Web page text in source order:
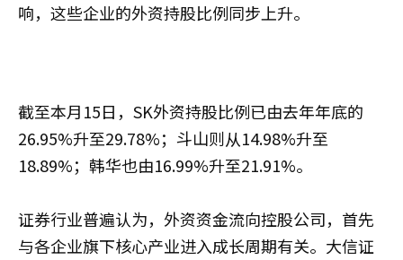
响，这些企业的外资持股比例同步上升。
截至本月15日，SK外资持股比例已由去年年底的
26.95%升至29.78%；斗山则从14.98%升至
18.89%；韩华也由16.99%升至21.91%。
证券行业普遍认为，外资资金流向控股公司，首先
与各企业旗下核心产业进入成长周期有关。大信证